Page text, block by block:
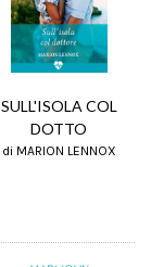
SULL'ISOLA COL
DOTTO
di MARION LENNOX